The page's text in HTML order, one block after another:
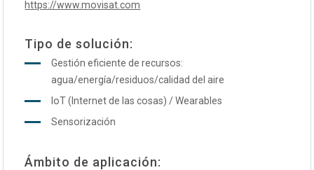
https://www.movisat.com
Tipo de solución:
Gestión eficiente de recursos:
agua/energía/residuos/calidad del aire
IoT (Internet de las cosas) / Wearables
Sensorización
Ámbito de aplicación: